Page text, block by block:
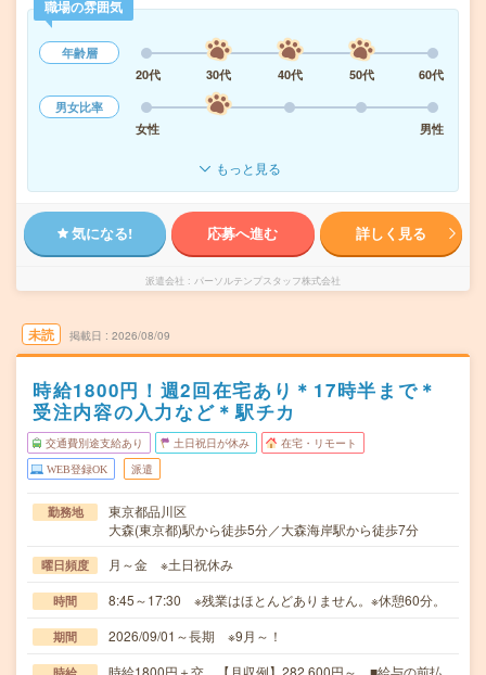
職場の雰囲気
年齢層
20代
30代 40代 50代
60代
男女比率
女性
男性
もっと見る
気になる! 応募へ進む 詳しく見る
派遣会社 パーソルテンプスタッフ株式会社
未読 掲載日 2026/08/09
時給1800円！週2回在宅あり＊17時半まで＊
受注内容の入力など＊駅チカ
交通費別途支給あり 土日祝日が休み 在宅・リモート
WEB登録OK 派遣
勤務地
東京都品川区
大森(東京都)駅から徒歩5分／大森海岸駅から徒歩7分
曜日頻度 月～金 ※土日祝休み
時間 8:45～17:30 ※残業はほとんどありません。※休憩60分。
期間 2026/09/01～長期 ※9月～！
時給1800円＋交 【月収例】282,600円～ ■給与の前払